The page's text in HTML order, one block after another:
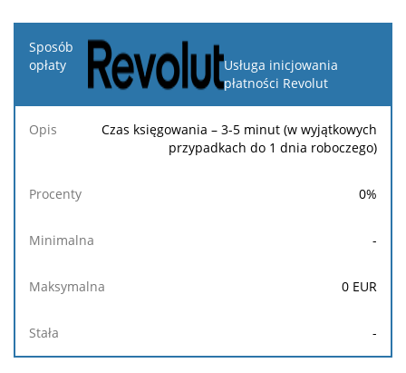
Sposób
opłaty
Opis Procenty Minimalna Maksymalna Stała
Usługa inicjowania
płatności Revolut
Czas księgowania – 3-5 minut (w wyjątkowych
przypadkach do 1 dnia roboczego)
0%
-
0 EUR
-